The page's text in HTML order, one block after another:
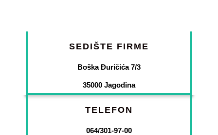
SEDIŠTE FIRME
Boška Đuričića 7/3
35000 Jagodina
TELEFON
064/301-97-00